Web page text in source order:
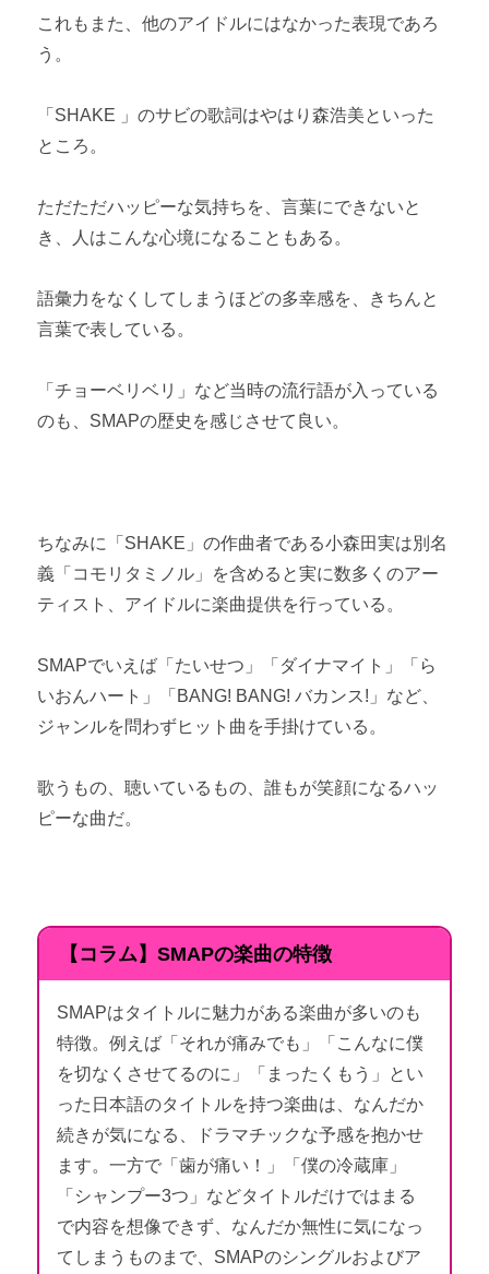
これもまた、他のアイドルにはなかった表現であろ
う。
「SHAKE 」のサビの歌詞はやはり森浩美といった
ところ。
ただただハッピーな気持ちを、言葉にできないと
き、人はこんな心境になることもある。
語彙力をなくしてしまうほどの多幸感を、きちんと
言葉で表している。
「チョーベリベリ」など当時の流行語が入っている
のも、SMAPの歴史を感じさせて良い。
ちなみに「SHAKE」の作曲者である小森田実は別名
義「コモリタミノル」を含めると実に数多くのアー
ティスト、アイドルに楽曲提供を行っている。
SMAPでいえば「たいせつ」「ダイナマイト」「ら
いおんハート」「BANG! BANG! バカンス!」など、
ジャンルを問わずヒット曲を手掛けている。
歌うもの、聴いているもの、誰もが笑顔になるハッ
ピーな曲だ。
【コラム】SMAPの楽曲の特徴
SMAPはタイトルに魅力がある楽曲が多いのも
特徴。例えば「それが痛みでも」「こんなに僕
を切なくさせてるのに」「まったくもう」とい
った日本語のタイトルを持つ楽曲は、なんだか
続きが気になる、ドラマチックな予感を抱かせ
ます。一方で「歯が痛い！」「僕の冷蔵庫」
「シャンプー3つ」などタイトルだけではまる
で内容を想像できず、なんだか無性に気になっ
てしまうものまで、SMAPのシングルおよびア